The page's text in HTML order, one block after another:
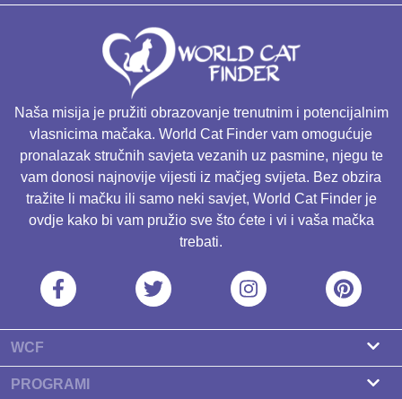
Naša misija je pružiti obrazovanje trenutnim i potencijalnim
vlasnicima mačaka. World Cat Finder vam omogućuje
pronalazak stručnih savjeta vezanih uz pasmine, njegu te
vam donosi najnovije vijesti iz mačjeg svijeta. Bez obzira
tražite li mačku ili samo neki savjet, World Cat Finder je
ovdje kako bi vam pružio sve što ćete i vi i vaša mačka
trebati.
WCF
O nama
PROGRAMI